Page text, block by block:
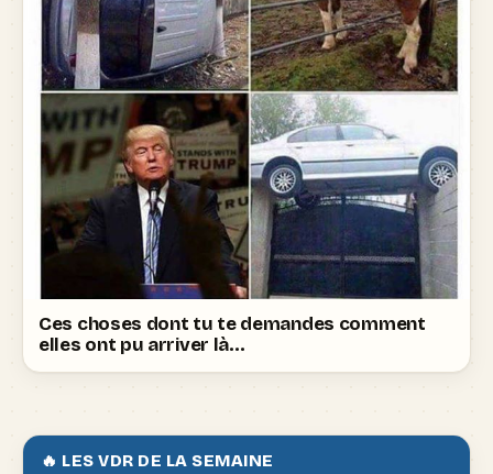
Ces choses dont tu te demandes comment
elles ont pu arriver là…
🔥 LES VDR DE LA SEMAINE